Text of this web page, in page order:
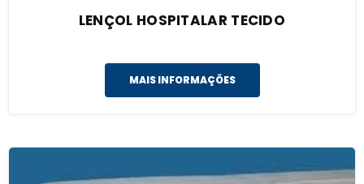
LENÇOL HOSPITALAR TECIDO
MAIS INFORMAÇÕES